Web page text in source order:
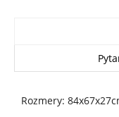
Rozmery: